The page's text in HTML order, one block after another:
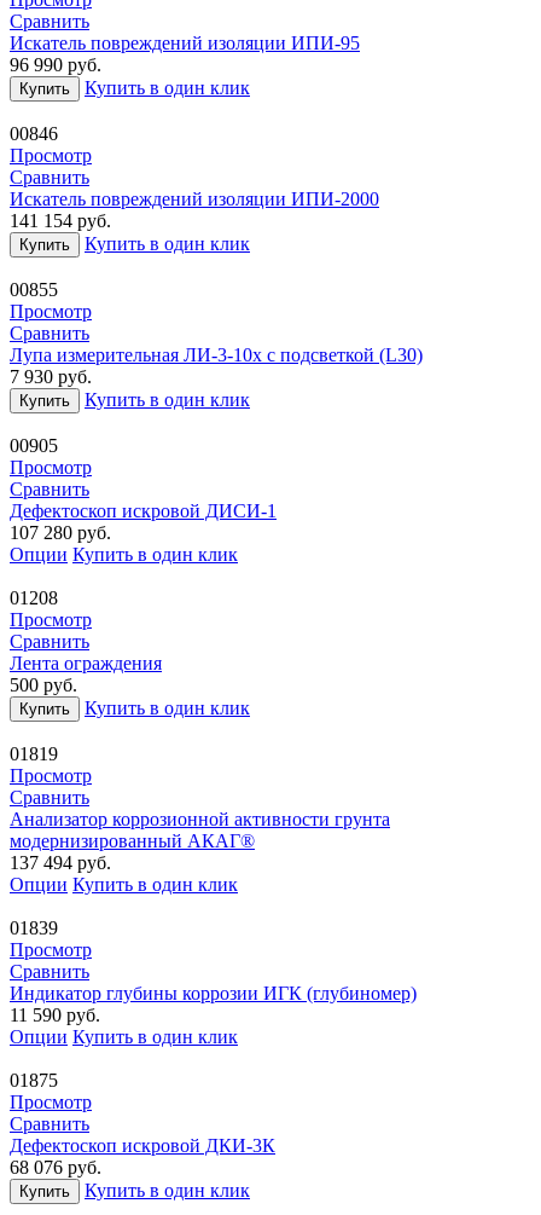
Сравнить
Искатель повреждений изоляции ИПИ-95
96 990 руб.
Купить Купить в один клик
00846
Просмотр
Сравнить
Искатель повреждений изоляции ИПИ-2000
141 154 руб.
Купить Купить в один клик
00855
Просмотр
Сравнить
Лупа измерительная ЛИ-3-10х с подсветкой (L30)
7 930 руб.
Купить Купить в один клик
00905
Просмотр
Сравнить
Дефектоскоп искровой ДИСИ-1
107 280 руб.
Опции Купить в один клик
01208
Просмотр
Сравнить
Лента ограждения
500 руб.
Купить Купить в один клик
01819
Просмотр
Сравнить
Анализатор коррозионной активности грунта
модернизированный АКАГ®
137 494 руб.
Опции Купить в один клик
01839
Просмотр
Сравнить
Индикатор глубины коррозии ИГК (глубиномер)
11 590 руб.
Опции Купить в один клик
01875
Просмотр
Сравнить
Дефектоскоп искровой ДКИ-3К
68 076 руб.
Купить Купить в один клик